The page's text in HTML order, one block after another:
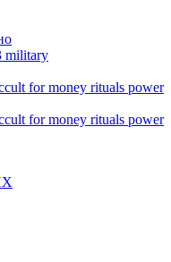
military
for money rituals power
for money rituals power